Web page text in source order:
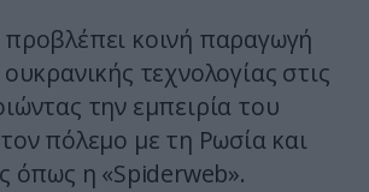
κοινή παραγωγή
τεχνολογίας στις
την εμπειρία του
πόλεμο με τη Ρωσία και
όπως η «Spiderweb».